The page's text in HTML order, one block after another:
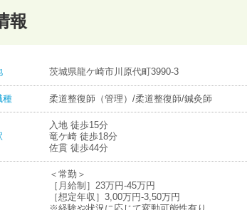
報
茨城県龍ケ崎市川原代町3990-3
種 柔道整復師（管理）/柔道整復師/鍼灸師
入地 徒歩15分
竜ケ崎 徒歩18分
佐貫 徒歩44分
＜常勤＞
［月給制］23万円-45万円
［想定年収］3,00万円-3,50万円